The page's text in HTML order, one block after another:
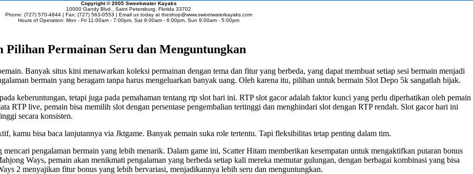
Copyright © 2005 Sweekwater Kayaks
10000 Gandy Blvd., Saint Petersburg, Florida 33702
Phone: (727) 570-4844 | Fax: (727) 563-0553 | Email us today at theshop@www.sweetwaterkayaks.com
Hours of Operation: Mon - Fri 11:00am - 7:00pm, Sat 9:00am - 6:00pm, Sun 9:00am - 5:00pm
Pilihan Permainan Seru dan Menguntungkan
Banyak situs kini menawarkan koleksi permainan dengan tema dan fitur yang berbeda, yang dapat membuat setiap sesi bermain menjadi
bermain yang beragam tanpa harus mengeluarkan banyak uang. Oleh karena itu, pilihan untuk bermain Slot Depo 5k sangatlah bijak.
keberuntungan, tetapi juga pada pemahaman tentang rtp slot hari ini. RTP slot gacor adalah faktor kunci yang perlu diperhatikan oleh pemain
RTP live, pemain bisa memilih slot dengan persentase pengembalian tertinggi dan menghindari slot dengan RTP rendah. Slot gacor hari ini
secara konsisten.
kamu bisa baca lanjutannya via Jktgame. Banyak pemain suka role tertentu. Tapi fleksibilitas tetap penting dalam tim.
pengalaman bermain yang lebih menarik. Dalam game ini, Scatter Hitam memberikan kesempatan untuk mengaktifkan putaran bonus
Ways, pemain akan menikmati pengalaman yang berbeda setiap kali mereka memutar gulungan, dengan berbagai kombinasi yang bisa
2 menyajikan fitur bonus yang lebih bervariasi, menjadikannya lebih seru dan menguntungkan.